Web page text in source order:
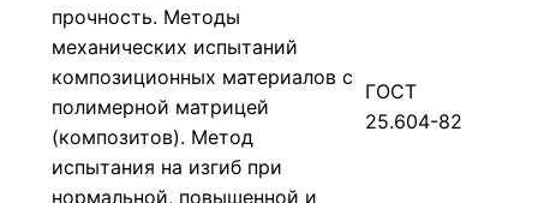
прочность. Методы
механических испытаний
композиционных материалов с
полимерной матрицей
(композитов). Метод
испытания на изгиб при
нормальной, повышенной и
ГОСТ
25.604-82